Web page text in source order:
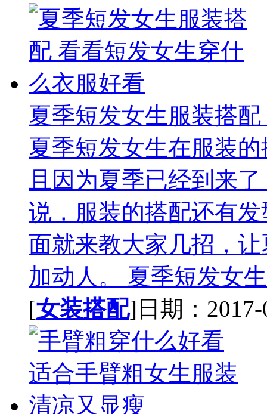
夏季短发女生服装搭
夏季短发女生在服装
且因为夏季已经到来
说，服装的搭配还有
面就来教大家几招，
加动人。 夏季短发女
[女装搭配]日期：2017-